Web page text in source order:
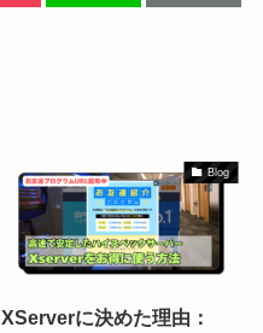
Blog
XServerに決めた理由：